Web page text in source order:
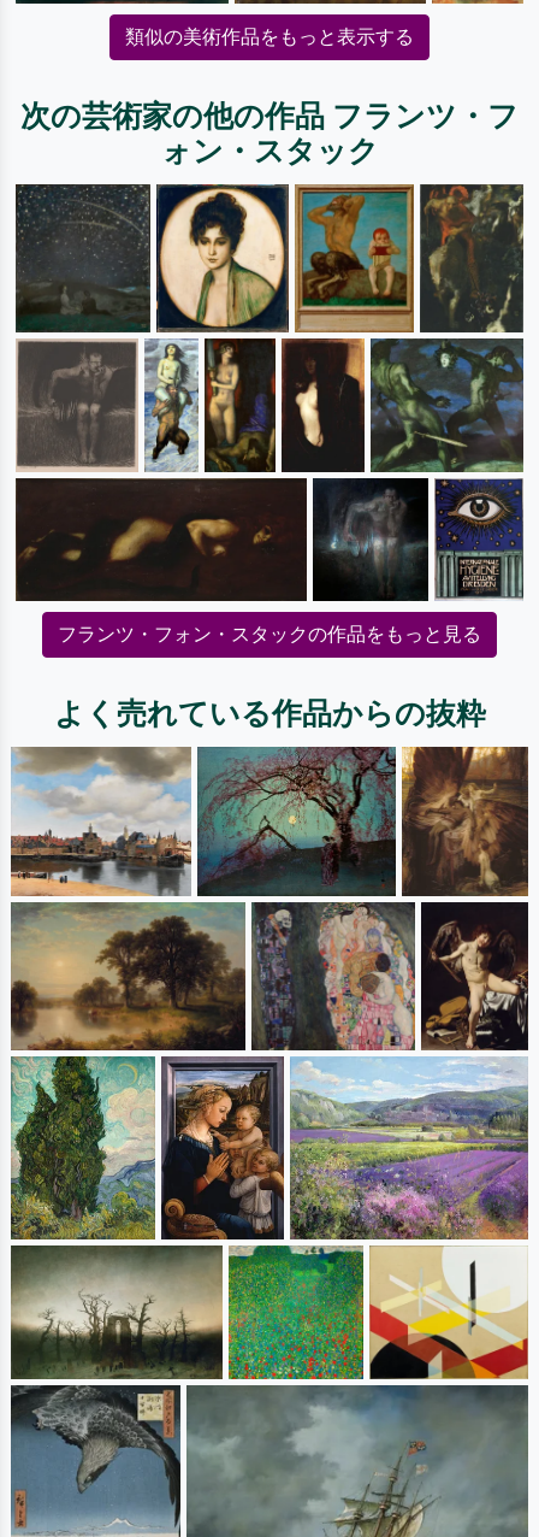
類似の美術作品をもっと表示する
次の芸術家の他の作品 フランツ・フ
ォン・スタック
フランツ・フォン・スタックの作品をもっと見る
よく売れている作品からの抜粋